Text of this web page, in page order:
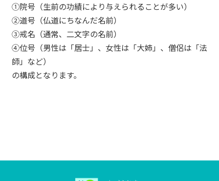
①院号（生前の功績により与えられることが多い）
②道号（仏道にちなんだ名前）
③戒名（通常、二文字の名前）
④位号（男性は「居士」、女性は「大姉」、僧侶は「法
師」など）
の構成となります。